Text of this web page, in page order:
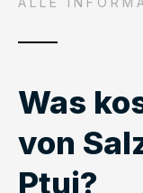
Was
von
Ptuj?